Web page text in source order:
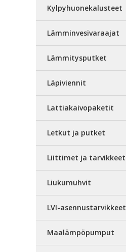
Kylpyhuonekalusteet
Lämminvesivaraajat
Lämmitysputket
Läpiviennit
Lattiakaivopaketit
Letkut ja putket
Liittimet ja tarvikkeet
Liukumuhvit
LVI-asennustarvikkeet
Maalämpöpumput